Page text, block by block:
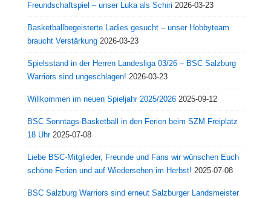
Freundschaftspiel – unser Luka als Schiri 2026-03-23
Basketballbegeisterte Ladies gesucht – unser Hobbyteam
braucht Verstärkung 2026-03-23
Spielsstand in der Herren Landesliga 03/26 – BSC Salzburg
Warriors sind ungeschlagen! 2026-03-23
Willkommen im neuen Spieljahr 2025/2026 2025-09-12
BSC Sonntags-Basketball in den Ferien beim SZM Freiplatz
18 Uhr 2025-07-08
Liebe BSC-Mitglieder, Freunde und Fans wir wünschen Euch
schöne Ferien und auf Wiedersehen im Herbst! 2025-07-08
BSC Salzburg Warriors sind erneut Salzburger Landsmeister